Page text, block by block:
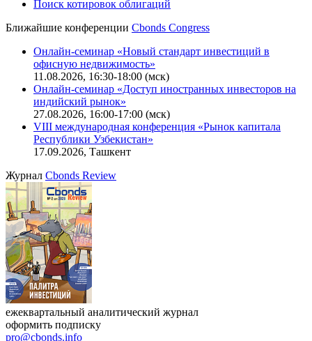
Поиск котировок облигаций
Ближайшие конференцииCbonds Congress
Онлайн-семинар «Новый стандарт инвестиций в
офисную недвижимость»
11.08.2026, 16:30-18:00 (мск)
Онлайн-семинар «Доступ иностранных инвесторов на
индийский рынок»
VIII международная конференция «Рынок капитала
Республики Узбекистан»
17.09.2026, Ташкент
ЖурналCbonds Review